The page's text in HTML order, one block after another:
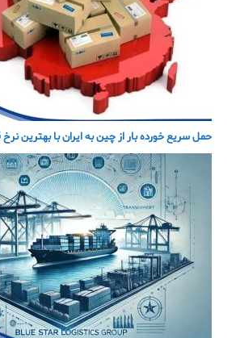
حمل سریع خورده بار از چین به ایران با بهترین نرخ 2025